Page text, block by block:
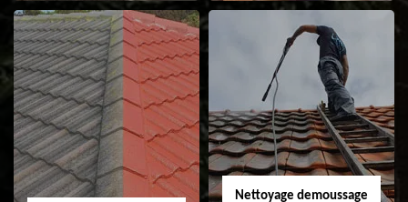
Nettoyage et
ravalement de
façade 31
Isolation toiture 31
Nettoyage demoussage